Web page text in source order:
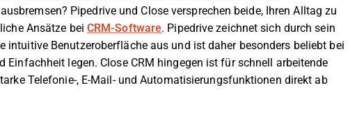
Pipedrive und Close versprechen beide, Ihren Alltag zu
Ansätze bei CRM-Software. Pipedrive zeichnet sich durch sein
intuitive Benutzeroberfläche aus und ist daher besonders beliebt bei
Einfachheit legen. Close CRM hingegen ist für schnell arbeitende
Telefonie-, E-Mail- und Automatisierungsfunktionen direkt ab